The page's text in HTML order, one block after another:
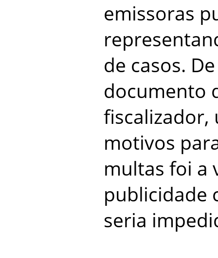
emissoras
de casos.
documento
fiscalizador,
motivos
multas foi a
publicidade
seria